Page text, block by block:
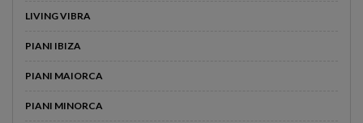
LIVING VIBRA
PIANI IBIZA
PIANI MAIORCA
PIANI MINORCA